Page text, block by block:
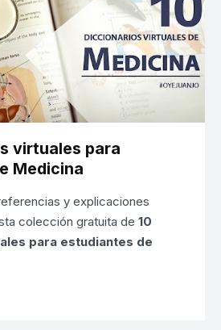
virtuales para
Medicina
y explicaciones
colección gratuita de 10
para estudiantes de